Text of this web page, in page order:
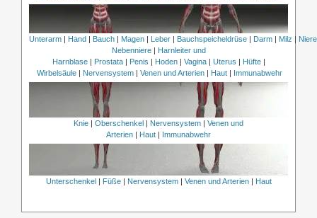
Unterarm| Hand| Bauch| Magen| Leber| Bauchspeicheldrüse| Darm| Milz |
Nebenniere| Harnleiter und
Harnblase| Prostata| Penis | Hoden| Vagina| Uterus | Hüfte|
Wirbelsäule | Nervensystem | Venen und Arterien | Haut | Immunabwehr
Knie Oberschenkel Nervensystem
Venen und
Arterien
Haut Immunabwehr
Unterschenkel Füße| Nervensystem| Venen und Arterien| Haut